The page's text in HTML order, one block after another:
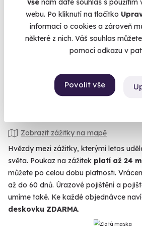
vše nám dáte souhlas s použitím
webu. Po kliknutí na tlačítko
informací o cookies a zároveň
některé z nich. Váš souhlas
pomocí odkazu v
Povolit vše
Jízda v McLarenu 675 LT
Sedněte za volant legendy autosportu!
2 290 Kč
Zobrazit zážitky na mapě
Hvězdy mezi zážitky, kterými letos
světa. Poukaz na zážitek platí až 24
můžete po celou dobu platnosti.
až do 60 dnů. Úrazové pojištění a
umíme také. Ke každé objednávce
deskovku ZDARMA.